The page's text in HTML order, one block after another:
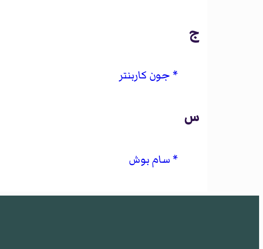
ج
جون كاربنتر
س
سام بوش